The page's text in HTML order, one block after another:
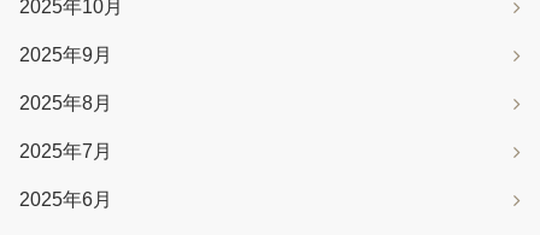
2025年10月
2025年9月
2025年8月
2025年7月
2025年6月